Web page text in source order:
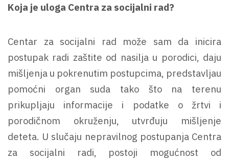
Koja je uloga Centra za socijalni rad?
Centar za socijalni rad može sam da inicira
postupak radi zaštite od nasilja u porodici, daju
mišljenja u pokrenutim postupcima, predstavljau
pomoćni organ suda tako što na terenu
prikupljaju informacije i podatke o žrtvi i
porodičnom okruženju, utvrđuju mišljenje
deteta. U slučaju nepravilnog postupanja Centra
za socijalni radi, postoji mogućnost od